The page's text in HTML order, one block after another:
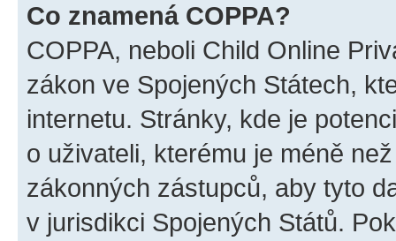
Co znamená COPPA?
COPPA, neboli Child Online
zákon ve Spojených Státech,
internetu. Stránky, kde je
o uživateli, kterému je méně
zákonných zástupců, aby tyto
v jurisdikci Spojených Států.